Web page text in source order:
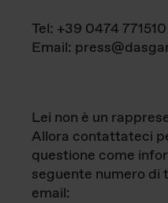
Tel: +39 0474 771510
Email:
Lei non è un
Allora contattateci
questione come
seguente numero
email: